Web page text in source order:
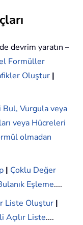
devrim yaratın –
Formüller
Oluştur |
Vurgula veya
veya Hücreleri
olmadan
| Çoklu Değer
Eşleme....
Liste Oluştur |
Açılır Liste....